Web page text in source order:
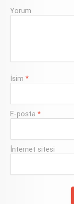
Yorum
İsim*
E-posta*
İnternet sitesi